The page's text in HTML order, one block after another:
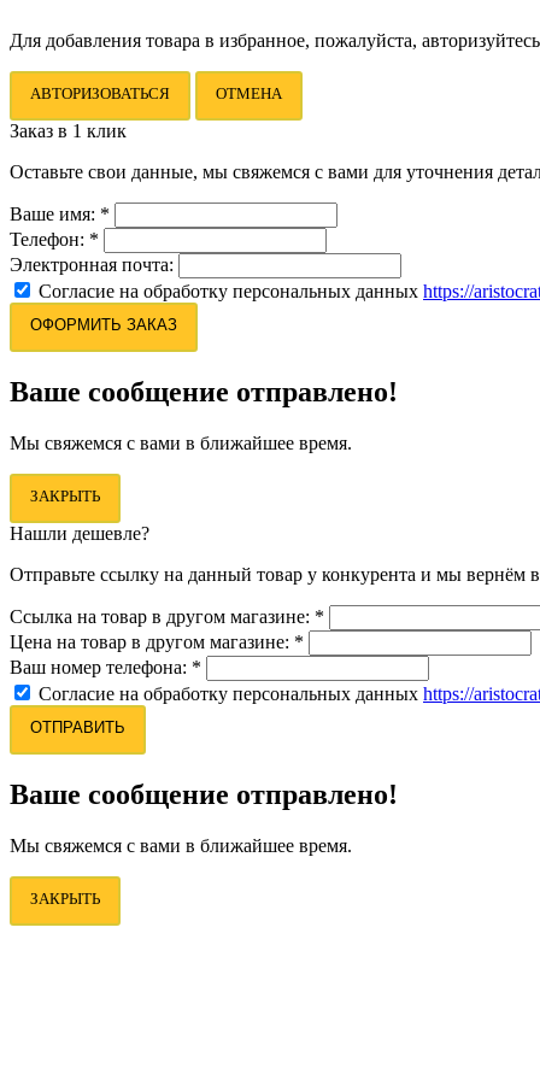
Для добавления товара в избранное, пожалуйста, авторизуйтесь
АВТОРИЗОВАТЬСЯ ОТМЕНА
Заказ в 1 клик
Оставьте свои данные, мы свяжемся с вами для уточнения
Ваше имя: *
Телефон: *
Электронная почта:
Согласие на обработку персональных данных https://
ОФОРМИТЬ ЗАКАЗ
Ваше сообщение отправлено!
Мы свяжемся с вами в ближайшее время.
ЗАКРЫТЬ
Нашли дешевле?
Отправьте ссылку на данный товар у конкурента и мы вернём
Ссылка на товар в другом магазине: *
Цена на товар в другом магазине: *
Ваш номер телефона: *
Согласие на обработку персональных данных https://
ОТПРАВИТЬ
Ваше сообщение отправлено!
Мы свяжемся с вами в ближайшее время.
ЗАКРЫТЬ